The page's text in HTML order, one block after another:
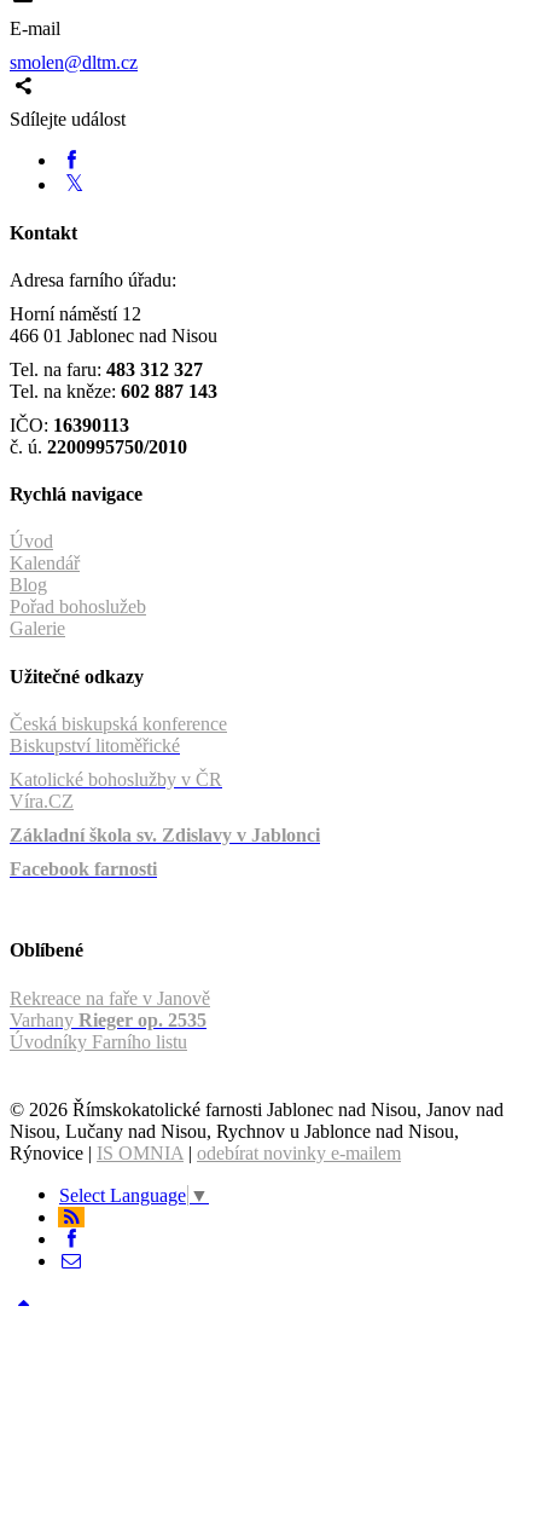
E-mail
smolen@dltm.cz
Sdílejte událost
Kontakt
Adresa farního úřadu:
Horní náměstí 12
466 01 Jablonec nad Nisou
Tel. na faru: 483 312 327
Tel. na kněze: 602 887 143
IČO: 16390113
č. ú. 2200995750/2010
Rychlá navigace
Úvod
Kalendář
Blog
Pořad bohoslužeb
Galerie
Užitečné odkazy
Česká biskupská konference
Biskupství litoměřické
Katolické bohoslužby v ČR
Víra.CZ
Základní škola sv. Zdislavy v Jablonci
Facebook farnosti
Oblíbené
Rekreace na faře v Janově
Varhany Rieger op. 2535
Úvodníky Farního listu
© 2026 Římskokatolické farnosti Jablonec nad Nisou, Janov nad
Nisou, Lučany nad Nisou, Rychnov u Jablonce nad Nisou,
Rýnovice | IS OMNIA | odebírat novinky e-mailem
Select Language ▼